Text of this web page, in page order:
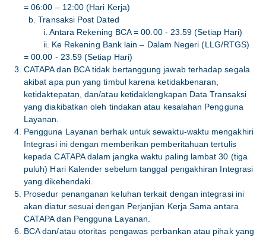
= 06:00 – 12:00 (Hari Kerja)
b. Transaksi Post Dated
i. Antara Rekening BCA = 00.00 - 23.59 (Setiap Hari)
ii. Ke Rekening Bank lain – Dalam Negeri (LLG/RTGS)
= 00.00 - 23.59 (Setiap Hari)
CATAPA dan BCA tidak bertanggung jawab terhadap segala
akibat apa pun yang timbul karena ketidakbenaran,
ketidaktepatan, dan/atau ketidaklengkapan Data Transaksi
yang diakibatkan oleh tindakan atau kesalahan Pengguna
Layanan.
Pengguna Layanan berhak untuk sewaktu-waktu mengakhiri
Integrasi ini dengan memberikan pemberitahuan tertulis
kepada CATAPA dalam jangka waktu paling lambat 30 (tiga
puluh) Hari Kalender sebelum tanggal pengakhiran Integrasi
yang dikehendaki.
Prosedur penanganan keluhan terkait dengan integrasi ini
akan diatur sesuai dengan Perjanjian Kerja Sama antara
CATAPA dan Pengguna Layanan.
BCA dan/atau otoritas pengawas perbankan atau pihak yang